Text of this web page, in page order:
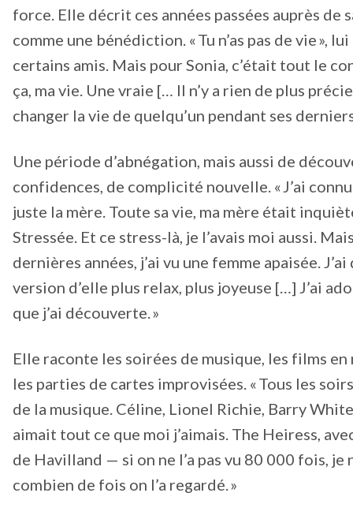
force. Elle décrit ces années passées auprès de
comme une bénédiction. « Tu n’as pas de vie »,
certains amis. Mais pour Sonia, c’était tout le
ça, ma vie. Une vraie [… Il n’y a rien de plus
changer la vie de quelqu’un pendant ses
Une période d’abnégation, mais aussi de
confidences, de complicité nouvelle. « J’ai
juste la mère. Toute sa vie, ma mère était
Stressée. Et ce stress-là, je l’avais moi aussi.
dernières années, j’ai vu une femme apaisée.
version d’elle plus relax, plus joyeuse […] J’ai
que j’ai découverte. »
Elle raconte les soirées de musique, les films
les parties de cartes improvisées. « Tous les
de la musique. Céline, Lionel Richie, Barry
aimait tout ce que moi j’aimais. The Heiress,
de Havilland — si on ne l’a pas vu 80 000 fois, je
combien de fois on l’a regardé. »